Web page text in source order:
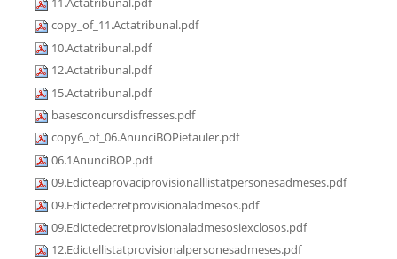
copy_of_11.Actatribunal.pdf
10.Actatribunal.pdf
12.Actatribunal.pdf
15.Actatribunal.pdf
basesconcursdisfresses.pdf
copy6_of_06.AnunciBOPietauler.pdf
06.1AnunciBOP.pdf
09.Edicteaprovaciprovisionalllistatpersonesadmeses.pdf
09.Edictedecretprovisionaladmesos.pdf
09.Edictedecretprovisionaladmesosiexclosos.pdf
12.Edictellistatprovisionalpersonesadmeses.pdf